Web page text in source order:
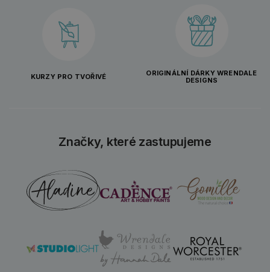
KURZY PRO TVOŘIVÉ
ORIGINÁLNÍ DÁRKY WRENDALE
DESIGNS
Značky, které zastupujeme